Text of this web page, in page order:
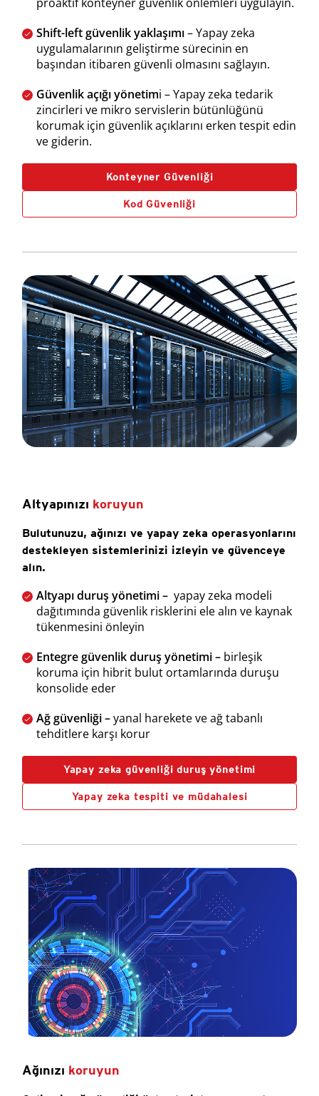
Shift-left güvenlik yaklaşımı– Yapay zeka
uygulamalarının geliştirme sürecinin en
başından itibaren güvenli olmasını sağlayın.
Güvenlik açığı yönetimi – Yapay zeka tedarik
zincirleri ve mikro servislerin bütünlüğünü
korumak için güvenlik açıklarını erken tespit edin
ve giderin.
Konteyner Güvenliği
Kod Güvenliği
Altyapınızı koruyun
Bulutunuzu, ağınızı ve yapay zeka operasyonlarını
destekleyen sistemlerinizi izleyin ve güvenceye
alın.
Altyapı duruş yönetimi – yapay zeka modeli
dağıtımında güvenlik risklerini ele alın ve kaynak
tükenmesini önleyin
Entegre güvenlik duruş yönetimi – birleşik
koruma için hibrit bulut ortamlarında duruşu
konsolide eder
Ağ güvenliği –yanal harekete ve ağ tabanlı
tehditlere karşı korur
Yapay zeka güvenliği duruş yönetimi
Yapay zeka tespiti ve müdahalesi
Ağınızı koruyun